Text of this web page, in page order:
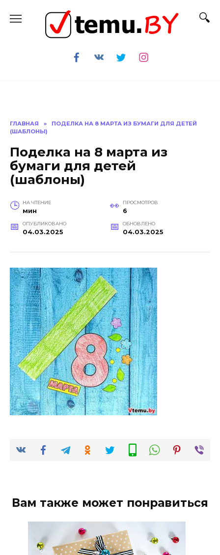
содержанию
ГЛАВНАЯ »
ПОДЕЛКА НА 8 МАРТА ИЗ БУМАГИ ДЛЯ ДЕТЕЙ
(ШАБЛОНЫ)
Поделка на 8 марта из
бумаги для детей
(шаблоны)
НА ЧТЕНИЕ
мин
ПРОСМОТРОВ
6
ОПУБЛИКОВАНО
04.03.2025
ОБНОВЛЕНО
04.03.2025
Вам также может понравиться